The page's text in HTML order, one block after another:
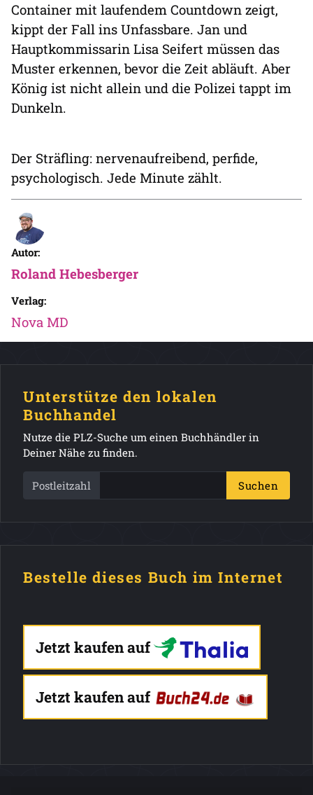
Container mit laufendem Countdown zeigt,
kippt der Fall ins Unfassbare. Jan und
Hauptkommissarin Lisa Seifert müssen das
Muster erkennen, bevor die Zeit abläuft. Aber
König ist nicht allein und die Polizei tappt im
Dunkeln.
Der Sträfling: nervenaufreibend, perfide,
psychologisch. Jede Minute zählt.
Autor:
Roland Hebesberger
Verlag:
Nova MD
Unterstütze den lokalen
Buchhandel
Nutze die PLZ-Suche um einen Buchhändler in
Deiner Nähe zu finden.
Postleitzahl Suchen
Bestelle dieses Buch im Internet
Jetzt kaufen auf
Jetzt kaufen auf